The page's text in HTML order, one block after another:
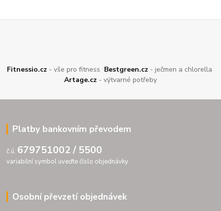
Fitnessio.cz - vše pro fitness Bestgreen.cz - ječmen a chlorella
Artage.cz - výtvarné potřeby
Platby bankovním převodem
č.ú. 679751002 / 5500
variabilní symbol uveďte číslo objednávky
Osobní převzetí objednávek